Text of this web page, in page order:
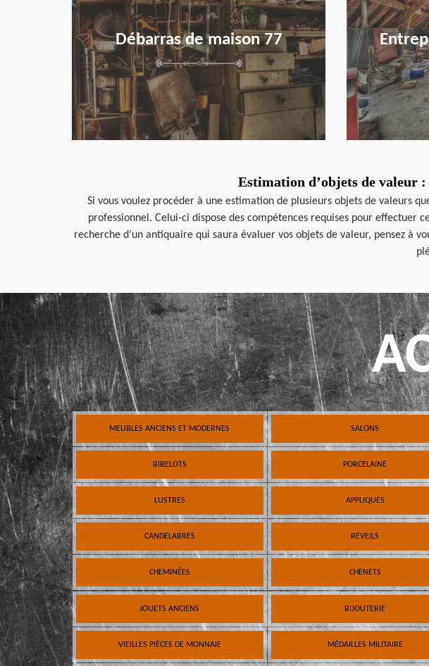
Débarras de maison 77
Estimation d’objets de valeur
Si vous voulez procéder à une estimation de plusieurs objets de valeurs
professionnel. Celui-ci dispose des compétences requises pour
recherche d’un antiquaire qui saura évaluer vos objets de valeur, pensez à
MEUBLES ANCIENS ET MODERNES SALONS
BIBELOTS PORCELAINE
LUSTRES APPLIQUES
CANDELABRES REVEILS
CHEMINÉES CHENETS
JOUETS ANCIENS BIJOUTERIE
VIEILLES PIÈCES DE MONNAIE MÉDAILLES MILITAIRE